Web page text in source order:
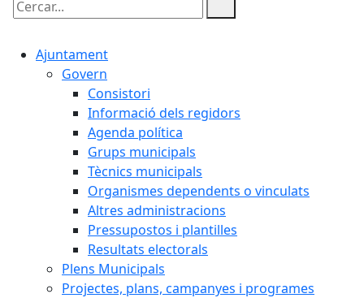
Cercar:
Ajuntament
Govern
Consistori
Informació dels regidors
Agenda política
Grups municipals
Tècnics municipals
Organismes dependents o vinculats
Altres administracions
Pressupostos i plantilles
Resultats electorals
Plens Municipals
Projectes, plans, campanyes i programes